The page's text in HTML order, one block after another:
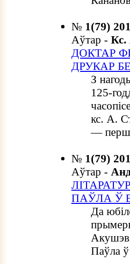
№ 1(79)
Аўтар -
ДОКТАР
ДРУКАР
З
125-
кс. А.
—
№ 1(79)
Аўтар -
ПАЎЛА Ў
Да
Паўла